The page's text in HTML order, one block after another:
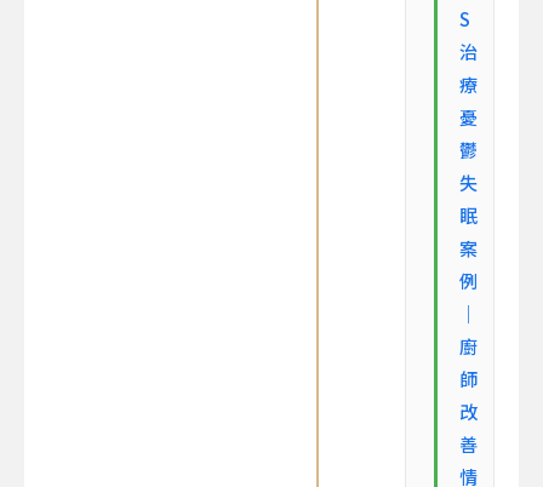
S
治
療
憂
鬱
失
眠
案
例
｜
廚
師
改
善
情